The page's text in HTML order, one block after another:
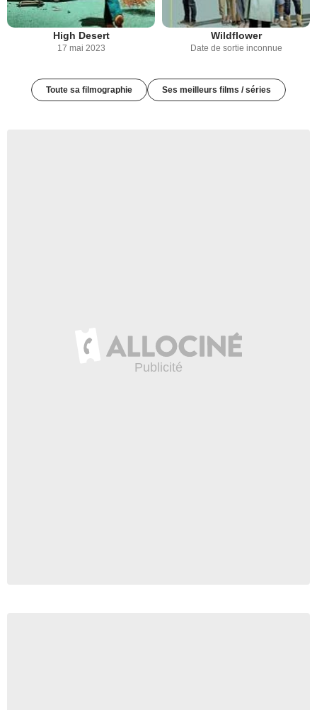
High Desert
17 mai 2023
Wildflower
Date de sortie inconnue
Toute sa filmographie Ses meilleurs films / séries